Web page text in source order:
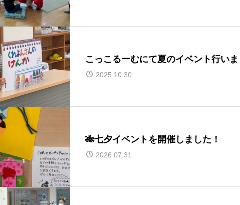
こっこるーむにて夏のイベント行い
2025.10.30
🎋七夕イベントを開催しました！
2026.07.31